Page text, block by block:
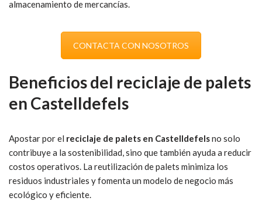
almacenamiento de mercancías.
CONTACTA CON NOSOTROS
Beneficios del reciclaje de palets
en Castelldefels
Apostar por el reciclaje de palets en Castelldefelsno solo
contribuye a la sostenibilidad, sino que también ayuda a reducir
costos operativos. La reutilización de palets minimiza los
residuos industriales y fomenta un modelo de negocio más
ecológico y eficiente.